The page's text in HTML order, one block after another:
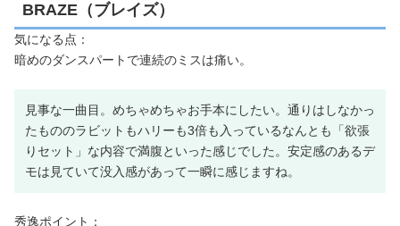
BRAZE（ブレイズ）
気になる点：
暗めのダンスパートで連続のミスは痛い。
見事な一曲目。めちゃめちゃお手本にしたい。通りはしなかっ
たもののラビットもハリーも3倍も入っているなんとも「欲張
りセット」な内容で満腹といった感じでした。安定感のあるデ
モは見ていて没入感があって一瞬に感じますね。
秀逸ポイント：